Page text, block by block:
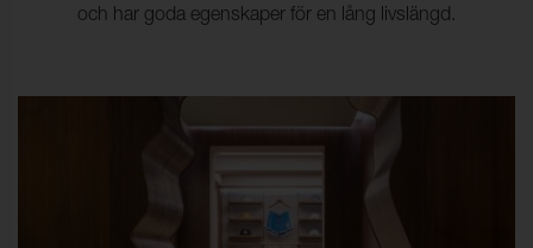
och har goda egenskaper för en lång livslängd.